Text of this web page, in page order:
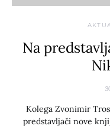
Na
Kolega Zvonimir
predstavljači nove